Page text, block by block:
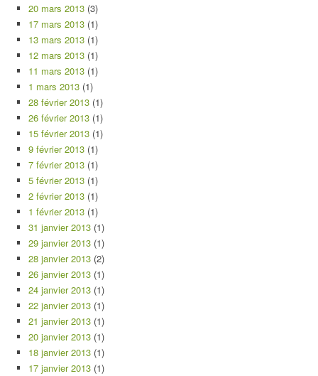
20 mars 2013 (3)
17 mars 2013 (1)
13 mars 2013 (1)
12 mars 2013 (1)
11 mars 2013 (1)
1 mars 2013 (1)
28 février 2013 (1)
26 février 2013 (1)
15 février 2013 (1)
9 février 2013 (1)
7 février 2013 (1)
5 février 2013 (1)
2 février 2013 (1)
1 février 2013 (1)
31 janvier 2013 (1)
29 janvier 2013 (1)
28 janvier 2013 (2)
26 janvier 2013 (1)
24 janvier 2013 (1)
22 janvier 2013 (1)
21 janvier 2013 (1)
20 janvier 2013 (1)
18 janvier 2013 (1)
17 janvier 2013 (1)